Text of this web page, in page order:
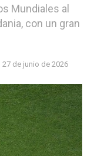
Mundiales al
con un gran
27 de junio de 2026